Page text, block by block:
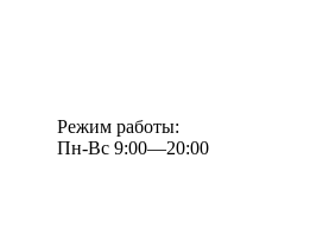
Режим работы:
Пн-Вс 9:00—20:00